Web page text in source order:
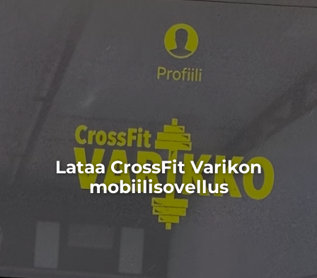
Lataa CrossFit Varikon
mobiilisovellus